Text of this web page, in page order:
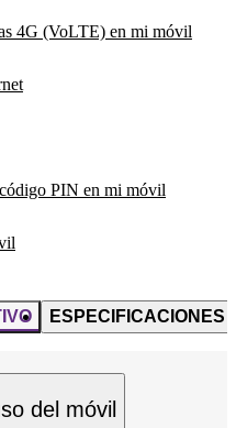
4G (VoLTE) en mi móvil
PIN en mi móvil
ESPECIFICACIONES
del móvil